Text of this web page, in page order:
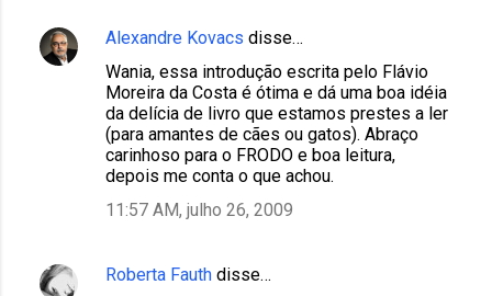
Alexandre Kovacs disse…
Wania, essa introdução escrita pelo Flávio
Moreira da Costa é ótima e dá uma boa idéia
da delícia de livro que estamos prestes a ler
(para amantes de cães ou gatos). Abraço
carinhoso para o FRODO e boa leitura,
depois me conta o que achou.
11:57 AM, julho 26, 2009
Roberta Fauth disse…